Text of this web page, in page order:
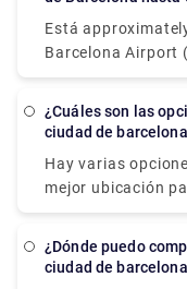
lado, solo está
metrolink. El
5,90 € (tarifa de
metro). Los
las 5:35 a. m.
Está
Barcelona Airport
Zona
Barcelona vía Pl.
de Cataluña in
¿Cuáles son las opciones turísticas en el centro de la
ciudad de
Hay varias
mejor ubicación
calle para ver las
¿Dónde puedo comprar los billetes de transporte de la
ciudad de